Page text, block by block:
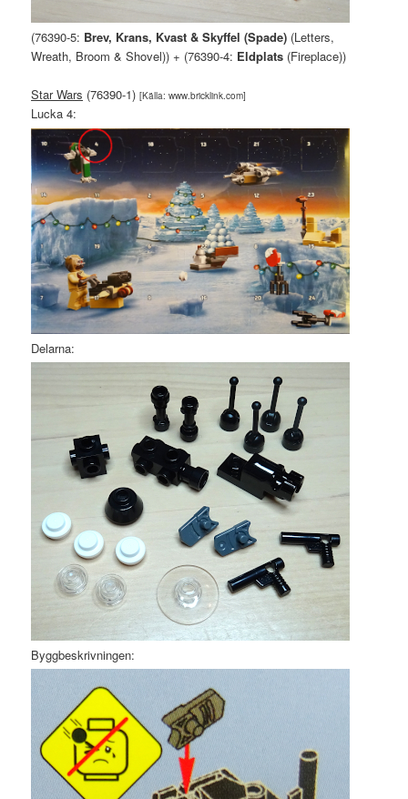
(76390-5: Brev, Krans, Kvast & Skyffel (Spade) (Letters,
Wreath, Broom & Shovel)) + (76390-4: Eldplats (Fireplace))
Star Wars (76390-1)[Källa: www.bricklink.com]
Lucka 4:
Delarna:
Byggbeskrivningen: